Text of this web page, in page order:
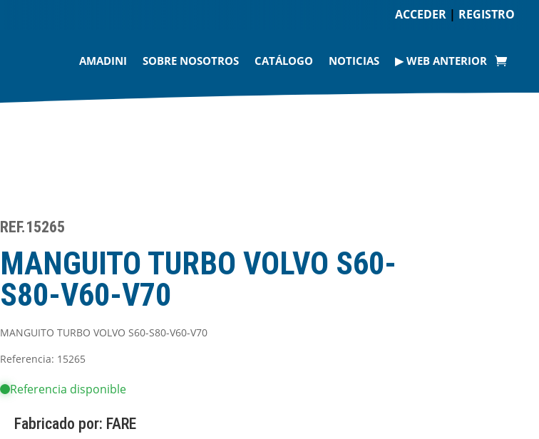
ACCEDER | REGISTRO
AMADINI SOBRE NOSOTROS CATÁLOGO NOTICIAS ▶ WEB ANTERIOR
REF.15265
MANGUITO TURBO VOLVO S60-
S80-V60-V70
MANGUITO TURBO VOLVO S60-S80-V60-V70
Referencia: 15265
Referencia disponible
Fabricado por: FARE